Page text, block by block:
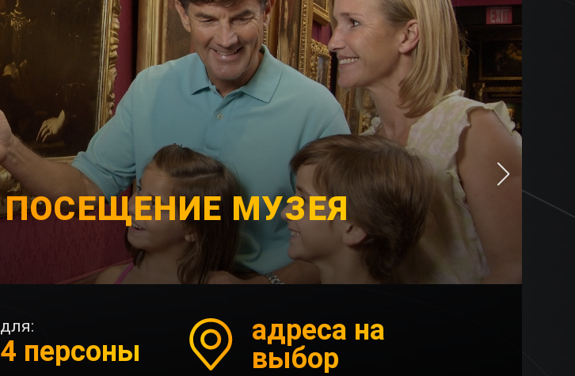
ПОСЕЩЕНИЕ МУЗЕЯ
для:
4 персоны
адреса на
выбор